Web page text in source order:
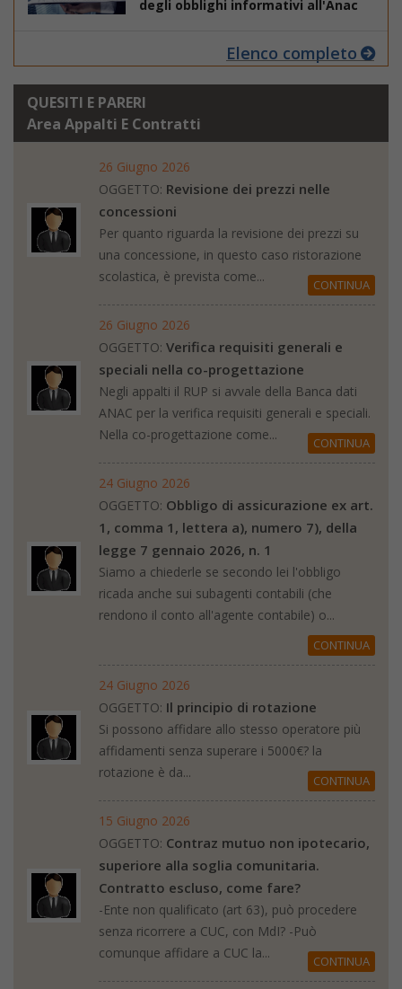
degli obblighi informativi all'Anac
Elenco completo
QUESITI E PARERI
Area Appalti E Contratti
26 Giugno 2026
OGGETTO: Revisione dei prezzi nelle
concessioni
Per quanto riguarda la revisione dei prezzi su
una concessione, in questo caso ristorazione
scolastica, è prevista come...
CONTINUA
26 Giugno 2026
OGGETTO: Verifica requisiti generali e
speciali nella co-progettazione
Negli appalti il RUP si avvale della Banca dati
ANAC per la verifica requisiti generali e speciali.
Nella co-progettazione come...
CONTINUA
24 Giugno 2026
OGGETTO: Obbligo di assicurazione ex art.
1, comma 1, lettera a), numero 7), della
legge 7 gennaio 2026, n. 1
Siamo a chiederle se secondo lei l'obbligo
ricada anche sui subagenti contabili (che
rendono il conto all'agente contabile) o...
CONTINUA
24 Giugno 2026
OGGETTO: Il principio di rotazione
Si possono affidare allo stesso operatore più
affidamenti senza superare i 5000€? la
rotazione è da...
CONTINUA
15 Giugno 2026
OGGETTO: Contraz mutuo non ipotecario,
superiore alla soglia comunitaria.
Contratto escluso, come fare?
-Ente non qualificato (art 63), può procedere
senza ricorrere a CUC, con MdI? -Può
comunque affidare a CUC la...
CONTINUA